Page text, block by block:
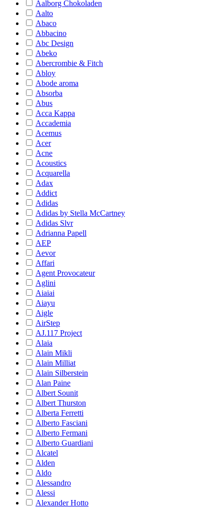
Aalborg Chokoladen
Aalto
Abaco
Abbacino
Abc Design
Abeko
Abercrombie & Fitch
Abloy
Abode aroma
Absorba
Abus
Acca Kappa
Accademia
Acemus
Acer
Acne
Acoustics
Acquarella
Adax
Addict
Adidas
Adidas by Stella McCartney
Adidas Slvr
Adrianna Papell
AEP
Aevor
Affari
Agent Provocateur
Aglini
Aiaiai
Aiayu
Aigle
AirStep
AJ.117 Project
Alaia
Alain Mikli
Alain Milliat
Alain Silberstein
Alan Paine
Albert Sounit
Albert Thurston
Alberta Ferretti
Alberto Fasciani
Alberto Fermani
Alberto Guardiani
Alcatel
Alden
Aldo
Alessandro
Alessi
Alexander Hotto